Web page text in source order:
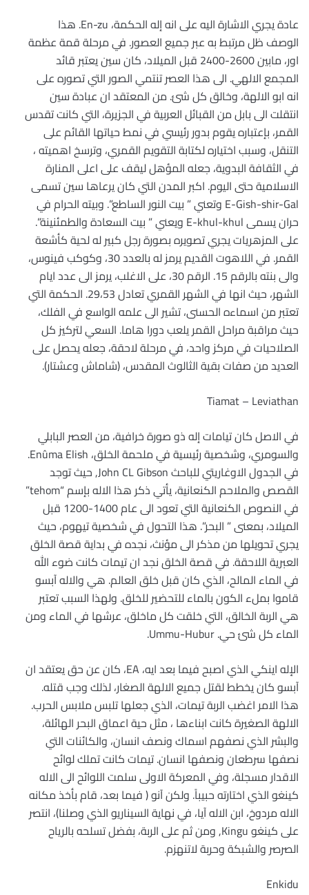
عادة يجري الاشارة اليه على انه إله الحكمة، En-zu. هذا
الوصف ظل مرتبط به عبر جميع العصور. في مرحلة قمة عظمة
اور، مابين 2600-2400 قبل الميلاد، كان سين يعتبر قائد
المجمع الالهي. الى هذا العصر تنتمي الصور التي تصوره على
انه ابو الالهة، وخالق كل شئ. من المعتقد ان عبادة سين
انتقلت الى بابل من القبائل العربية في الجزيرة، التي كانت تقدس
القمر، بإعتباره يقوم بدور رئيسي في نمط حياتها القائم على
التنقل، وسبب اختياره لكتابة التقويم القمري، وترسخ اهميته ،
في الثقافة البدوية، جعله المؤهل ليقف على اعلى المنارة
الاسلامية حتى اليوم. اكبر المدن التي كان يرعاها سين تسمى
E-Gish-shir-Gal وتعني ” بيت النور الساطع”. وبيته الحرام في
حران يسمى E-khul-khul ويعني ” بيت السعادة والطمئنينة”.
على المزهريات يجري تصويره بصورة رجل كبير له لحية كأشعة
القمر. في اللاهوت القديم يرمز له بالعدد 30، وكوكب فينوس،
والى بنته بالرقم 15. الرقم 30، على الاغلب، يرمز الى عدد ايام
الشهر، حيث انها في الشهر القمري تعادل 29،53. الحكمة التي
تعتبر من اسماءه الحسنى، تشير الى علمه الواسع في الفلك،
حيث مراقبة مراحل القمر يلعب دورا هاما. السعي لتركيز كل
الصلاحيات في مركز واحد، في مرحلة لاحقة، جعله يحصل على
العديد من صفات بقية الثالوث المقدس، (شاماش وعشتار).
Tiamat – Leviathan
في الاصل كان تيامات إله ذو صورة خرافية، من العصر البابلي
والسومري، وشخصية رئيسية في ملحمة الخلق، Enûma Elish.
في الجدول الاوغاريتي للباحث John CL Gibson, حيث توجد
القصص والملاحم الكنعانية، يأتي ذكر هذا الاله بإسم “tehom”
في النصوص الكنعانية التي تعود الى عام 1400-1200 قبل
الميلاد، بمعنى ” البحر”. هذا التحول في شخصية تيهوم، حيث
يجري تحويلها من مذكر الى مؤنث، نجده في بداية قصة الخلق
العبرية اللاحقة. في قصة الخلق نجد ان تيمات كانت ضوء الله
في الماء المالح، الذي كان قبل خلق العالم. هي والاله آبسو
قاموا بملء الكون بالماء للتحضير للخلق. ولهذا السبب تعتبر
هي الربة الخالق، التي خلقت كل ماخلق، عرشها في الماء ومن
الماء كل شئ حي. Ummu-Hubur.
الإله اينكي الذي اصبح فيما بعد ايه، EA، كان عن حق يعتقد ان
آبسو كان يخطط لقتل جميع الالهة الصغار، لذلك وجب قتله.
هذا الامر اغضب الربة تيمات، الذي جعلها تلبس ملابس الحرب.
الالهة الصغيرة كانت ابناءها ، مثل حية اعماق البحر الهائلة،
والبشر الذي نصفهم اسماك ونصف انسان، والكائنات التي
نصفها سرطعان ونصفها انسان. تيمات كانت تملك لوائح
الاقدار مسجلة، وفي المعركة الاولى سلمت اللوائح الى الاله
كينغو الذي اختارته حبيباً. ولكن آنو ( فيما بعد، قام بأخذ مكانه
الاله مردوخ، ابن الاله آيا، في نهاية السيناريو الذي وصلنا)، انتصر
على كينغو Kingu, ومن ثم على الربة، بفضل تسلحه بالرياح
الصرصر والشبكة وحربة لاتنهزم.
Enkidu